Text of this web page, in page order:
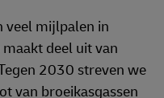
veel mijlpalen in
deel uit van
2030 streven we
van broeikasgassen